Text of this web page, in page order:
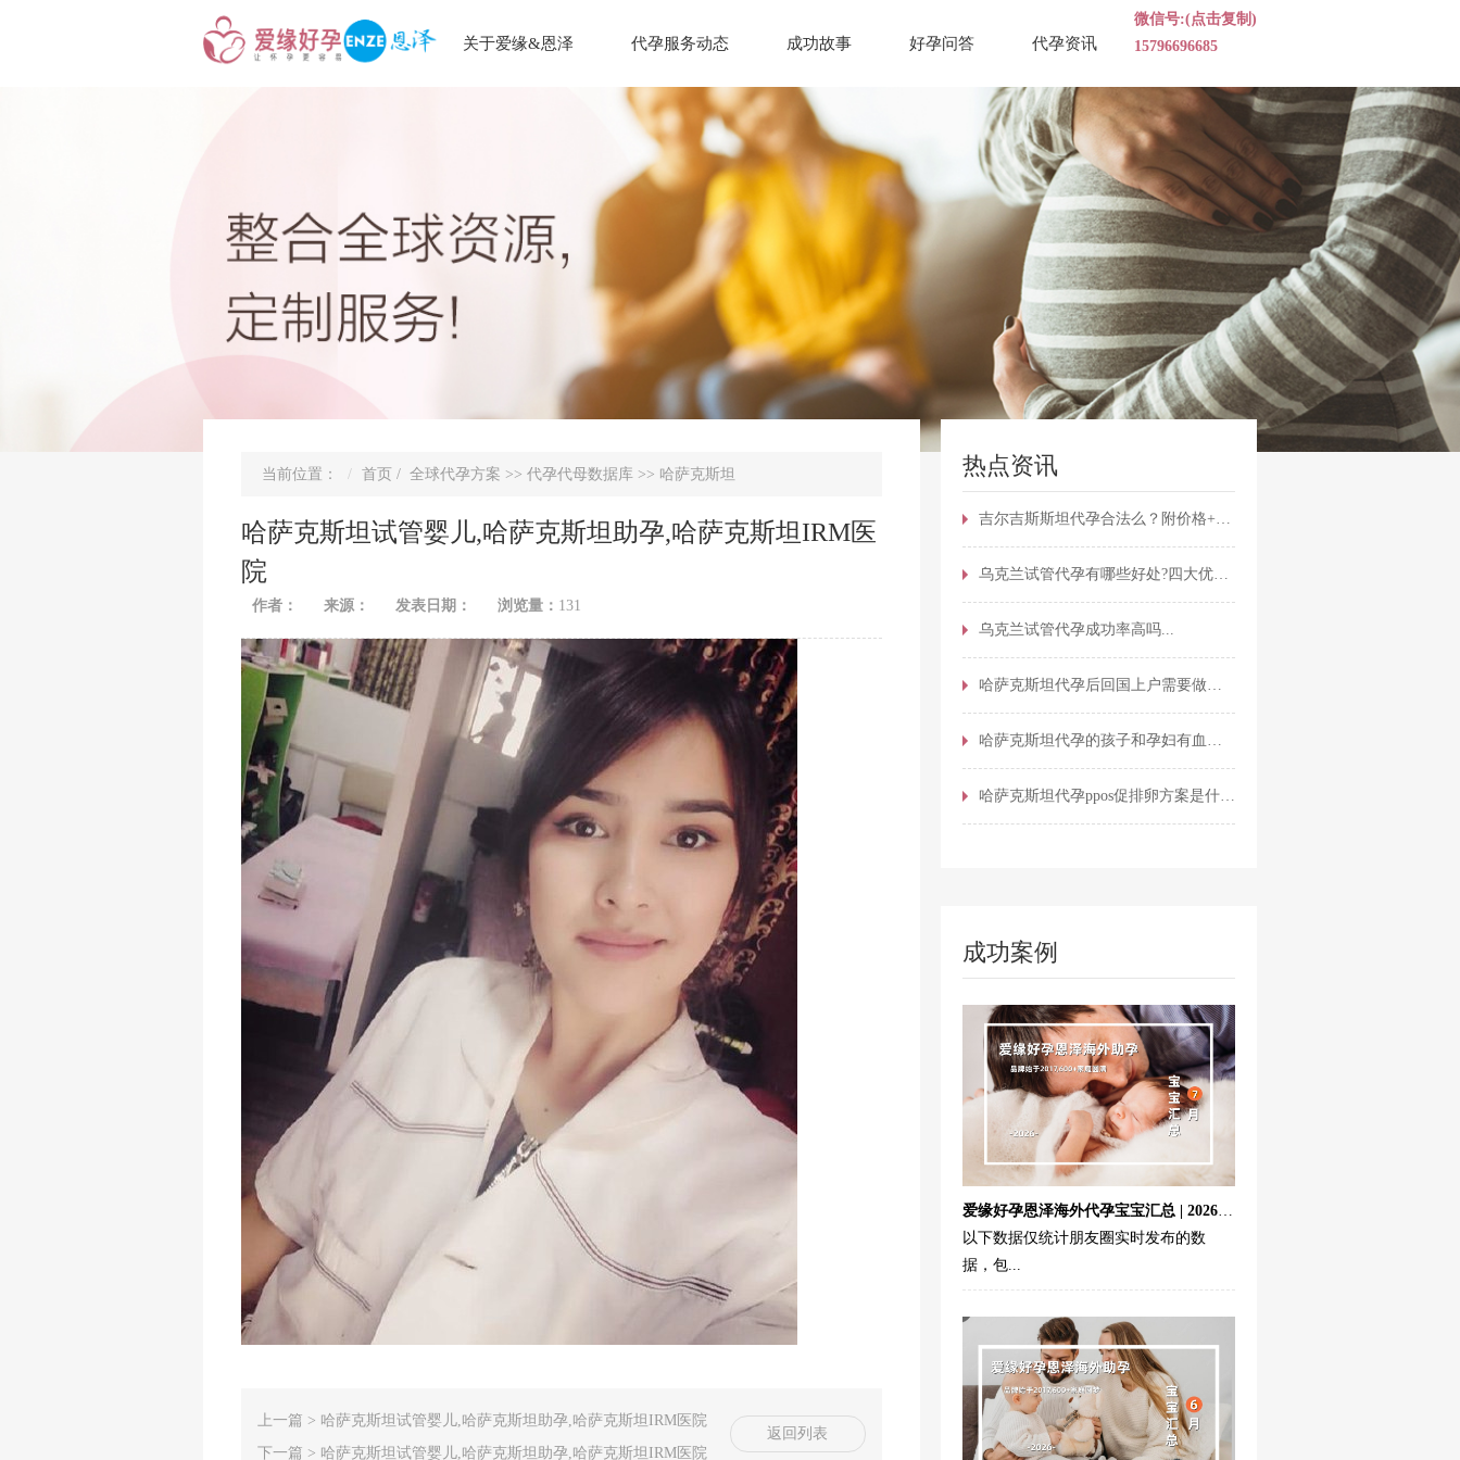
关于爱缘&恩泽 代孕服务动态 成功故事 好孕问答 代孕资讯
微信号:(点击复制)
15796696685
当前位置： 首页 / 全球代孕方案 >> 代孕代母数据库 >> 哈萨克斯坦
哈萨克斯坦试管婴儿,哈萨克斯坦助孕,哈萨克斯坦IRM医
院
作者： 来源： 发表日期： 浏览量： 131
上一篇 > 哈萨克斯坦试管婴儿,哈萨克斯坦助孕,哈萨克斯坦IRM医院
下一篇 > 哈萨克斯坦试管婴儿,哈萨克斯坦助孕,哈萨克斯坦IRM医院
返回列表
热点资讯
吉尔吉斯斯坦代孕合法么？附价格+详细代...
乌克兰试管代孕有哪些好处?四大优势告诉...
乌克兰试管代孕成功率高吗...
哈萨克斯坦代孕后回国上户需要做亲子监...
哈萨克斯坦代孕的孩子和孕妇有血缘关系...
哈萨克斯坦代孕ppos促排卵方案是什么意思...
成功案例
爱缘好孕恩泽海外代孕宝宝汇总 | 2026年7月...
以下数据仅统计朋友圈实时发布的数
据，包...